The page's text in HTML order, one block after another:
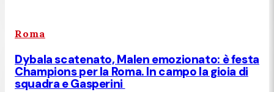
Roma
Dybala scatenato, Malen emozionato: è festa
Champions per la Roma. In campo la gioia di
squadra e Gasperini